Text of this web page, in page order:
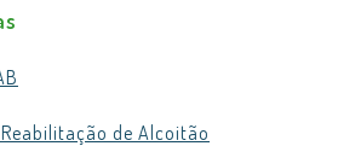
de Alcoitão